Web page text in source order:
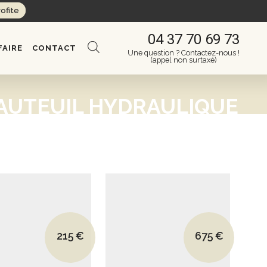
CONTACT
04 37 70 69 73
Une question ? Contactez-nous !
(appel non surtaxé)
HYDRAULIQUE
Le prix initial était : 559€.
215€
Le prix actuel est : 215€.
Le prix initial
675€
Le prix actuel